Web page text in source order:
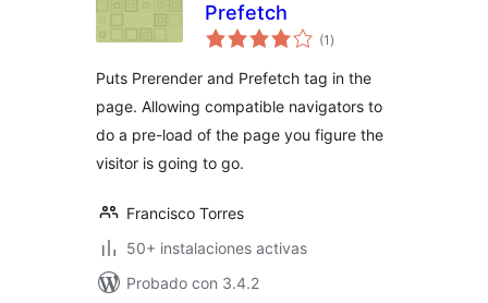
Prefetch
(1 valoraciones
en
)
Puts Prerender and Prefetch tag in the
page. Allowing compatible navigators to
do a pre-load of the page you figure the
visitor is going to go.
Francisco Torres
50+ instalaciones activas
Probado con 3.4.2